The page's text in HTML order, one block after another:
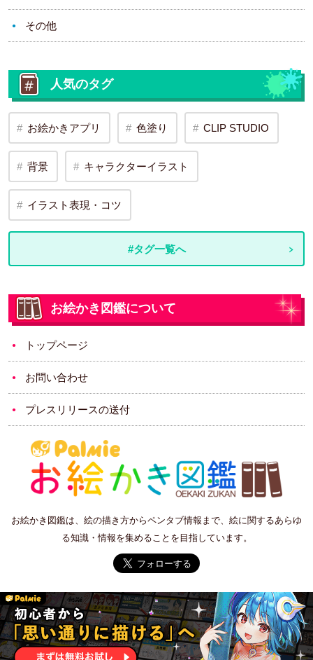
その他
人気のタグ
お絵かきアプリ 色塗り CLIP STUDIO
背景 キャラクターイラスト
イラスト表現・コツ
#タグ一覧へ
お絵かき図鑑について
トップページ
お問い合わせ
プレスリリースの送付
お絵かき図鑑は、絵の描き方からペンタブ情報まで、絵に関するあらゆ
る知識・情報を集めることを目指しています。